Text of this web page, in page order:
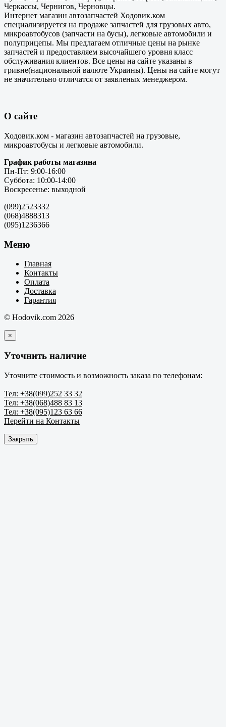
Черкассы, Чернигов, Черновцы.
Интернет магазин автозапчастей Ходовик.ком
специализируется на продаже запчастей для грузовых авто,
микроавтобусов (запчасти на бусы), легковые автомобили и
полуприцепы. Мы предлагаем отличные цены на рынке
запчастей и предоставляем высочайшего уровня класс
обслуживания клиентов. Все цены на сайте указаны в
гривне(национальной валюте Украины). Цены на сайте могут
не значительно отличатся от заявленых менеджером.
О сайте
Ходовик.ком - магазин автозапчастей на грузовые,
микроавтобусы и легковые автомобили.
График работы магазина
Пн-Пт: 9:00-16:00
Суббота: 10:00-14:00
Воскресенье: выходной
(099)2523332
(068)4888313
(095)1236366
Меню
Главная
Контакты
Оплата
Доставка
Гарантия
© Hodovik.com 2026
×
Уточнить наличие
Уточните стоимость и возможность заказа по телефонам:
Тел: +38(099)252 33 32
Тел: +38(068)488 83 13
Тел: +38(095)123 63 66
Перейти на Контакты
Закрыть